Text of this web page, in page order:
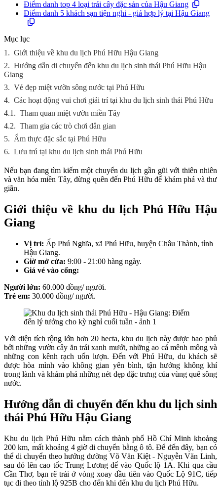
Điểm danh top 4 loại trái cây đặc sản của Hậu Giang
Điểm danh 5 khách sạn tiện nghi - giá hợp lý tại Hậu Giang
Mục lục
1. Giới thiệu về khu du lịch Phú Hữu Hậu Giang
2. Hướng dẫn di chuyển đến khu du lịch sinh thái Phú Hữu Hậu
Giang
3. Vẻ đẹp miệt vườn sông nước tại Phú Hữu
4. Các hoạt động vui chơi giải trí tại khu du lịch sinh thái Phú Hữu
4.1. Tham quan miệt vườn miền Tây
4.2. Tham gia các trò chơi dân gian
5. Ẩm thực đặc sắc tại Phú Hữu
6. Lưu trú tại khu du lịch sinh thái Phú Hữu
Nếu bạn đang tìm kiếm một chuyến du lịch gần gũi với thiên nhiên
và văn hóa miền Tây, đừng quên đến Phú Hữu để khám phá và thư
giãn.
Giới thiệu về khu du lịch Phú Hữu Hậu
Giang
Vị trí: Ấp Phú Nghĩa, xã Phú Hữu, huyện Châu Thành, tỉnh
Hậu Giang.
Giờ mở cửa: 9:00 - 21:00 hàng ngày.
Giá vé vào cổng:
Người lớn: 60.000 đồng/ người.
Trẻ em: 30.000 đồng/ người.
Với diện tích rộng lớn hơn 20 hecta, khu du lịch này được bao phủ
bởi những vườn cây ăn trái xanh mướt, những ao cá mênh mông và
những con kênh rạch uốn lượn. Đến với Phú Hữu, du khách sẽ
được hòa mình vào không gian yên bình, tận hưởng không khí
trong lành và khám phá những nét đẹp đặc trưng của vùng quê sông
nước.
Hướng dẫn di chuyển đến khu du lịch sinh
thái Phú Hữu Hậu Giang
Khu du lịch Phú Hữu nằm cách thành phố Hồ Chí Minh khoảng
200 km, mất khoảng 4 giờ di chuyển bằng ô tô. Để đến đây, bạn có
thể di chuyển theo hướng đường Võ Văn Kiệt - Nguyễn Văn Linh,
sau đó lên cao tốc Trung Lương để vào Quốc lộ 1A. Khi qua cầu
Cần Thơ, bạn rẽ trái ở vòng xoay đầu tiên vào Quốc Lộ 91C, tiếp
tục đi theo tỉnh lộ 925B cho đến khi đến khu du lịch Phú Hữu.